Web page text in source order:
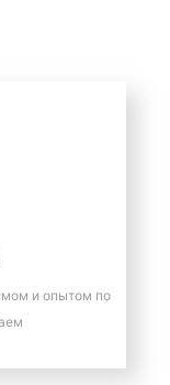
и опытом по